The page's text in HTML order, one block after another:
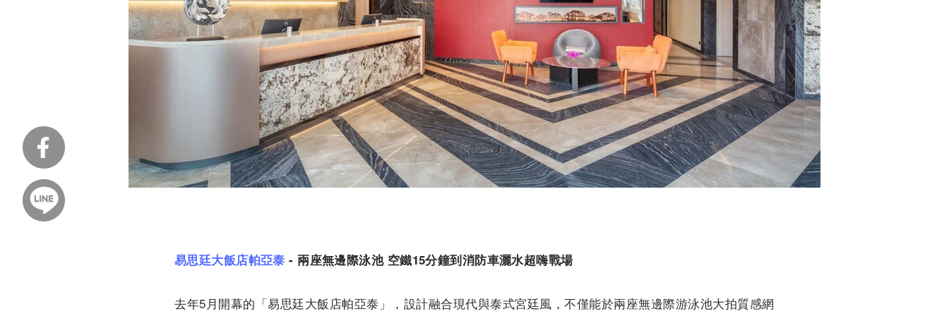
易思廷大飯店帕亞泰 - 兩座無邊際泳池 空鐵15分鐘到消防車灑水超嗨戰場
去年5月開幕的「易思廷大飯店帕亞泰」， 設計融合現代與泰式宮廷風，不僅能於兩座無邊際游泳池大拍質感網